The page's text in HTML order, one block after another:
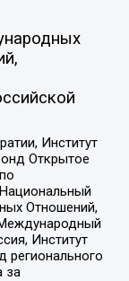
Институт
Открытое
Отношений,
Международный
Институт
регионального
за